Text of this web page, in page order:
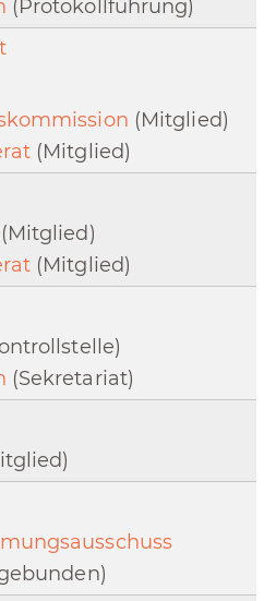
(Protokollführung)
(Mitglied)
(Mitglied)
(Mitglied)
(Mitglied)
(Sekretariat)